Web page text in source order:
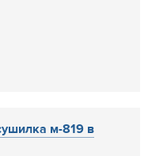
м-819 в